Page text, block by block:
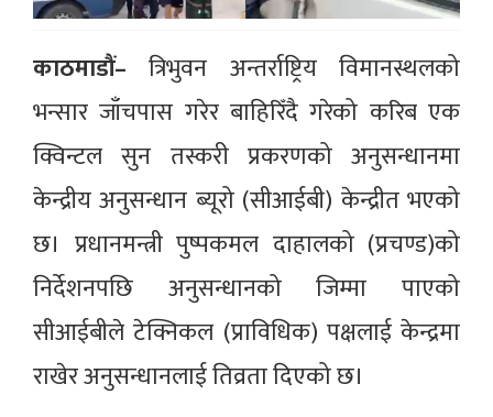
काठमाडौं– त्रिभुवन अन्तर्राष्ट्रिय विमानस्थलको
भन्सार जाँचपास गरेर बाहिरिँदै गरेको करिब एक
क्विन्टल सुन तस्करी प्रकरणको अनुसन्धानमा
केन्द्रीय अनुसन्धान ब्यूरो (सीआईबी) केन्द्रीत भएको
छ। प्रधानमन्त्री पुष्पकमल दाहालको (प्रचण्ड)को
निर्देशनपछि अनुसन्धानको जिम्मा पाएको
सीआईबीले टेक्निकल (प्राविधिक) पक्षलाई केन्द्रमा
राखेर अनुसन्धानलाई तिव्रता दिएको छ।